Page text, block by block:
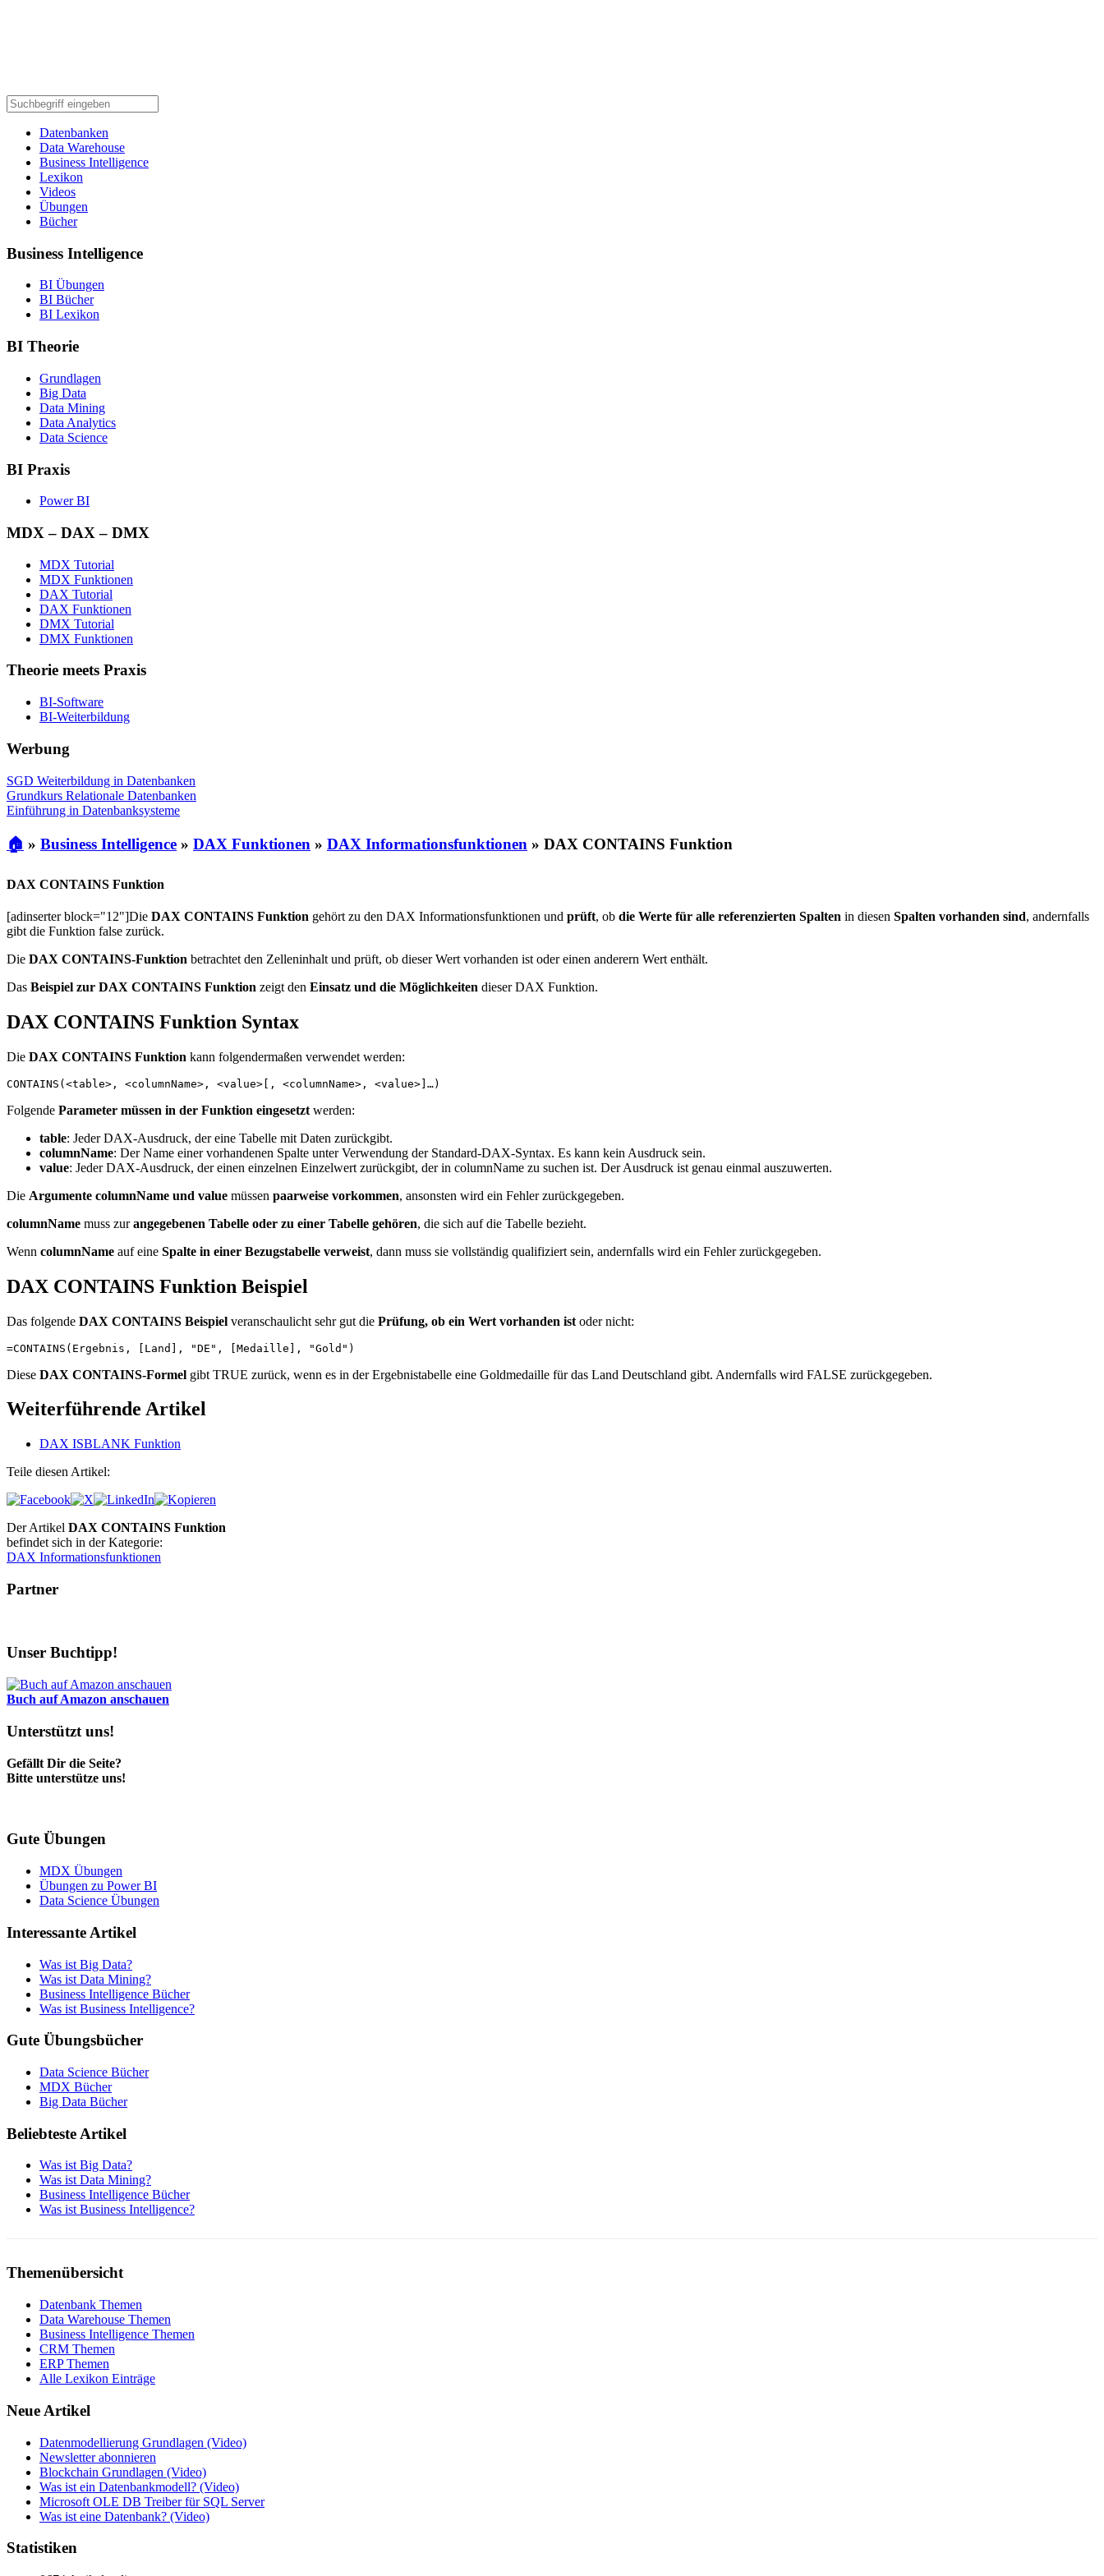
Datenbanken
Data Warehouse
Business Intelligence
Lexikon
Videos
Übungen
Bücher
Business Intelligence
BI Übungen
BI Bücher
BI Lexikon
BI Theorie
Grundlagen
Big Data
Data Mining
Data Analytics
Data Science
BI Praxis
Power BI
MDX – DAX – DMX
MDX Tutorial
MDX Funktionen
DAX Tutorial
DAX Funktionen
DMX Tutorial
DMX Funktionen
Theorie meets Praxis
BI-Software
BI-Weiterbildung
Werbung
SGD Weiterbildung in Datenbanken
Grundkurs Relationale Datenbanken
Einführung in Datenbanksysteme
🏠 » Business Intelligence » DAX Funktionen » DAX Informationsfunktionen » DAX CONTAINS Funktion
DAX CONTAINS Funktion
[adinserter block="12"]Die DAX CONTAINS Funktion gehört zu den DAX Informationsfunktionen und prüft, ob die Werte für alle referenzierten Spalten in diesen Spalten vorhanden sind, andernfalls
gibt die Funktion false zurück.
Die DAX CONTAINS-Funktion betrachtet den Zelleninhalt und prüft, ob dieser Wert vorhanden ist oder einen anderern Wert enthält.
Das Beispiel zur DAX CONTAINS Funktion zeigt den Einsatz und die Möglichkeiten dieser DAX Funktion.
DAX CONTAINS Funktion Syntax
Die DAX CONTAINS Funktion kann folgendermaßen verwendet werden:
CONTAINS(<table>, <columnName>, <value>[, <columnName>, <value>]…)
Folgende Parameter müssen in der Funktion eingesetzt werden:
table: Jeder DAX-Ausdruck, der eine Tabelle mit Daten zurückgibt.
columnName: Der Name einer vorhandenen Spalte unter Verwendung der Standard-DAX-Syntax. Es kann kein Ausdruck sein.
value: Jeder DAX-Ausdruck, der einen einzelnen Einzelwert zurückgibt, der in columnName zu suchen ist. Der Ausdruck ist genau einmal auszuwerten.
Die Argumente columnName und value müssen paarweise vorkommen, ansonsten wird ein Fehler zurückgegeben.
columnName muss zurangegebenen Tabelle oder zu einer Tabelle gehören, die sich auf die Tabelle bezieht.
Wenn columnName auf eine Spalte in einer Bezugstabelle verweist, dann muss sie vollständig qualifiziert sein, andernfalls wird ein Fehler zurückgegeben.
DAX CONTAINS Funktion Beispiel
Das folgende DAX CONTAINS Beispiel veranschaulicht sehr gut die Prüfung, ob ein Wert vorhanden ist oder nicht:
=CONTAINS(Ergebnis, [Land], "DE", [Medaille], "Gold")
Diese DAX CONTAINS-Formel gibt TRUE zurück, wenn es in der Ergebnistabelle eine Goldmedaille für das Land Deutschland gibt. Andernfalls wird FALSE zurückgegeben.
Weiterführende Artikel
DAX ISBLANK Funktion
Teile diesen Artikel:
Der Artikel DAX CONTAINS Funktion
befindet sich in der Kategorie:
DAX Informationsfunktionen
Partner
Unser Buchtipp!
Buch auf Amazon anschauen
Unterstützt uns!
Gefällt Dir die Seite?
Bitte unterstütze uns!
Gute Übungen
MDX Übungen
Übungen zu Power BI
Data Science Übungen
Interessante Artikel
Was ist Big Data?
Was ist Data Mining?
Business Intelligence Bücher
Was ist Business Intelligence?
Gute Übungsbücher
Data Science Bücher
MDX Bücher
Big Data Bücher
Beliebteste Artikel
Was ist Big Data?
Was ist Data Mining?
Business Intelligence Bücher
Was ist Business Intelligence?
Themenübersicht
Datenbank Themen
Data Warehouse Themen
Business Intelligence Themen
CRM Themen
ERP Themen
Alle Lexikon Einträge
Neue Artikel
Datenmodellierung Grundlagen (Video)
Newsletter abonnieren
Blockchain Grundlagen (Video)
Was ist ein Datenbankmodell? (Video)
Microsoft OLE DB Treiber für SQL Server
Was ist eine Datenbank? (Video)
Statistiken